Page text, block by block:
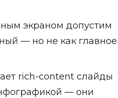
экраном допустим
— но не как главное
rich-content слайды
— они